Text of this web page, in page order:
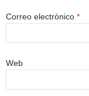
Correo electrónico *
Web